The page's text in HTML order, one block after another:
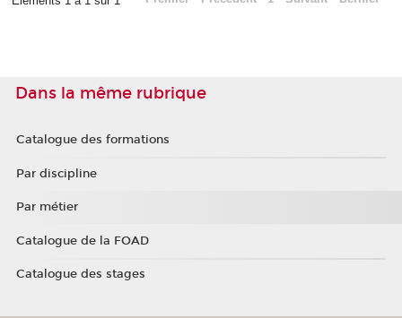
Dans la même rubrique
Catalogue des formations
Par discipline
Par métier
Catalogue de la FOAD
Catalogue des stages